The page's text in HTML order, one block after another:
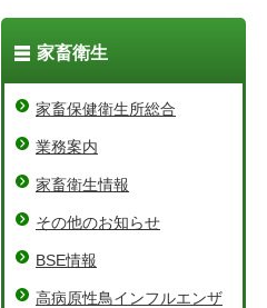
家畜衛生
家畜保健衛生所総合
業務案内
家畜衛生情報
その他のお知らせ
BSE情報
高病原性鳥インフルエンザ